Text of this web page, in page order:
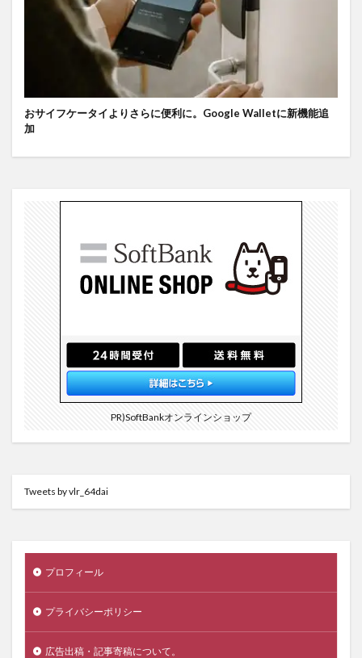
おサイフケータイよりさらに便利に。Google Walletに新機能追
加
PR)SoftBankオンラインショップ
Tweets by vlr_64dai
プロフィール
プライバシーポリシー
広告出稿・記事寄稿について。